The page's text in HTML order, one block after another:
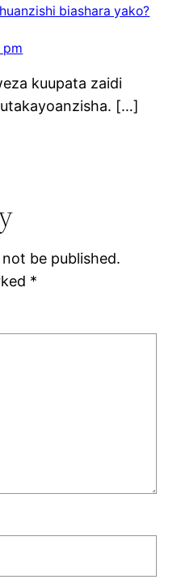
biashara yako?
pm
kuupata zaidi
[…]
be published.
*